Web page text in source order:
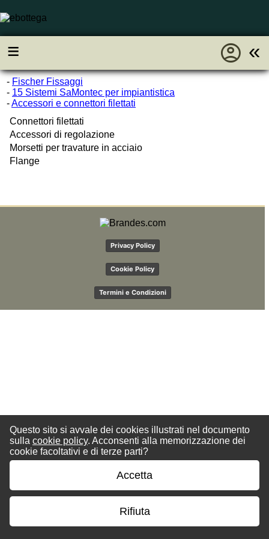
Questo sito si avvale dei cookies illustrati nel documento
sulla cookie policy. Acconsenti alla memorizzazione dei
cookie facoltativi e di terze parti?
Accetta
Rifiuta
≡ «
account_circle
- Fischer Fissaggi
- 15 Sistemi SaMontec per impiantistica
-Accessori e connettori filettati
Connettori filettati
Accessori di regolazione
Morsetti per travature in acciaio
Flange
Privacy Policy
Cookie Policy
Termini e Condizioni